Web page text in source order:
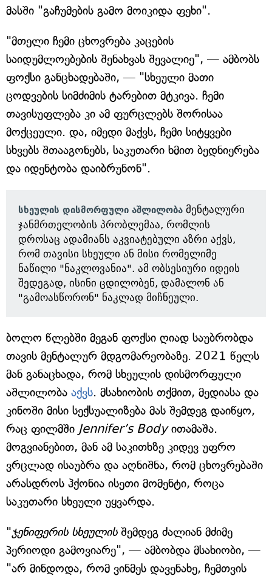
მასში "გაჩუმების გამო მოიკიდა ფეხი".
"მთელი ჩემი ცხოვრება კაცების
საიდუმლოებების შენახვას შევალიე", — ამბობს
ფოქსი განცხადებაში, — "სხეული მათი
ცოდვების სიმძიმის ტარებით მტკივა. ჩემი
თავისუფლება კი ამ ფურცლებს შორისაა
მოქცეული. და, იმედი მაქვს, ჩემი სიტყვები
სხვებს შთააგონებს, საკუთარი ხმით ბედნიერება
და იდენტობა დაიბრუნონ".
სხეულის დისმორფული აშლილობა მენტალური
ჯანმრთელობის პრობლემაა, რომლის
დროსაც ადამიანს აკვიატებული აზრი აქვს,
რომ თავისი სხეული ან მისი რომელიმე
ნაწილი "ნაკლოვანია". ამ ობსესიური იდეის
შედეგად, ისინი ცდილობენ, დამალონ ან
"გამოასწორონ" ნაკლად მიჩნეული.
ბოლო წლებში მეგან ფოქსი ღიად საუბრობდა
თავის მენტალურ მდგომარეობაზე. 2021 წელს
მან განაცხადა, რომ სხეულის დისმორფული
აშლილობა აქვს. მსახიობის თქმით, მედიასა და
კინოში მისი სექსუალიზება მას შემდეგ დაიწყო,
რაც ფილმში Jennifer’s Bodyითამაშა.
მოგვიანებით, მან ამ საკითხზე კიდევ უფრო
ვრცლად ისაუბრა და აღნიშნა, რომ ცხოვრებაში
არასდროს ჰქონია ისეთი მომენტი, როცა
საკუთარი სხეული უყვარდა.
"ჯენიფერის სხეულისშემდეგ ძალიან მძიმე
პერიოდი გამოვიარე", — ამბობდა მსახიობი, —
"არ მინდოდა, რომ ვინმეს დავენახე, ჩემთვის